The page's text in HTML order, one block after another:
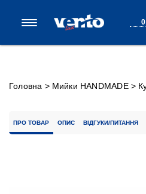
Головна > Мийки HANDMADE>
ПРО ТОВАР ОПИС ВІДГУКИ/ПИТАННЯ